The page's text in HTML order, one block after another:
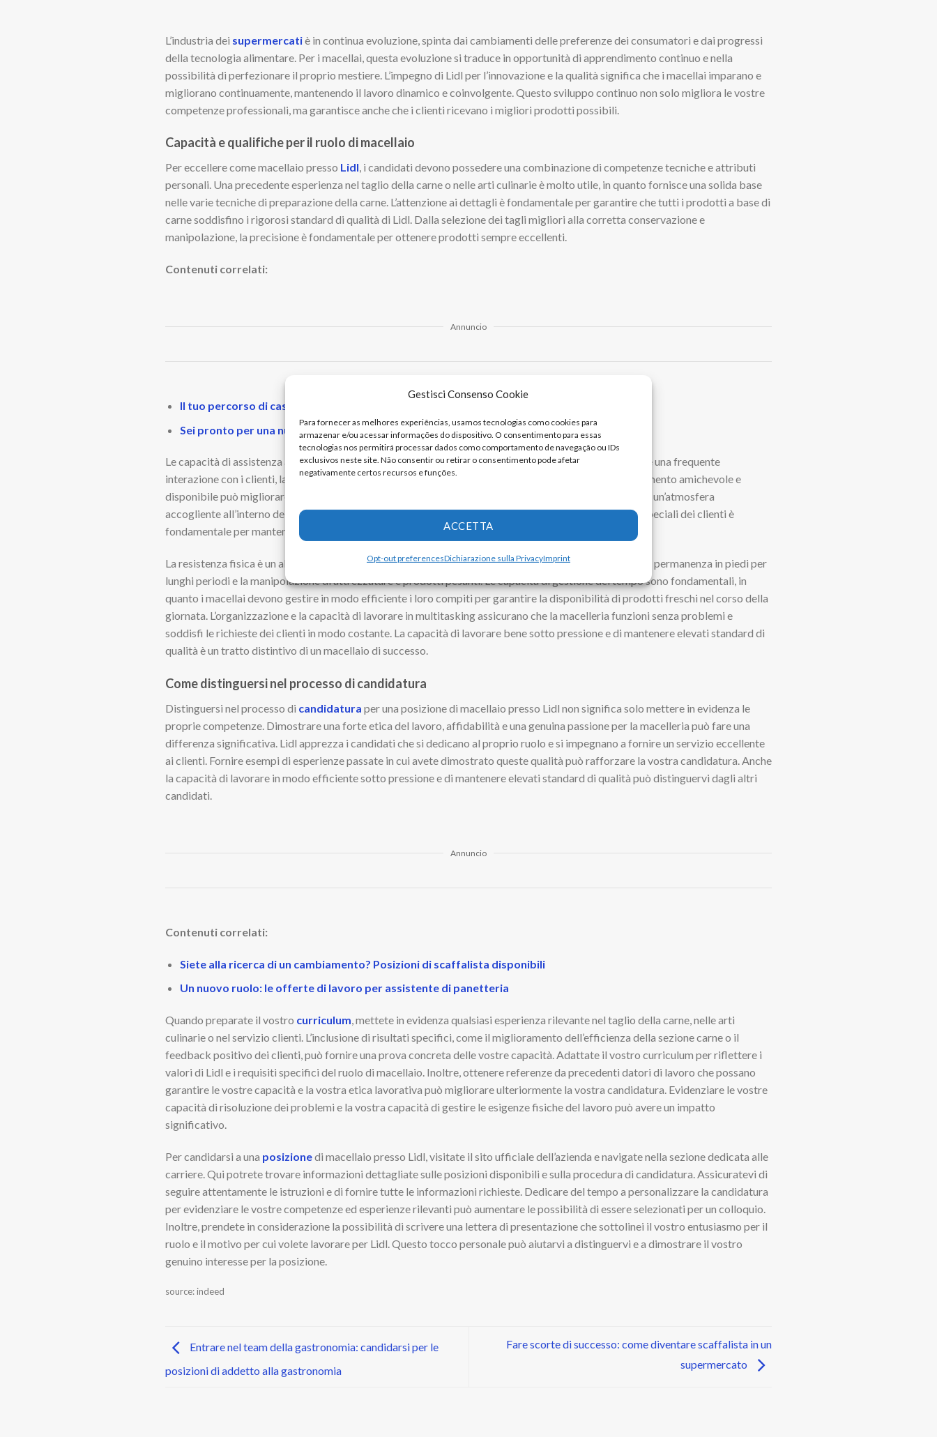
Gestisci Consenso Cookie
Para fornecer as melhores experiências, usamos tecnologias como cookies para
armazenar e/ou acessar informações do dispositivo. O consentimento para essas
tecnologias nos permitirá processar dados como comportamento de navegação ou IDs
exclusivos neste site. Não consentir ou retirar o consentimento pode afetar
negativamente certos recursos e funções.
ACCETTA
Opt-out preferencesDichiarazione sulla PrivacyImprint
L’industria dei supermercatiè in continua evoluzione, spinta dai cambiamenti delle preferenze dei consumatori e dai progressi
della tecnologia alimentare. Per i macellai, questa evoluzione si traduce in opportunità di apprendimento continuo e nella
possibilità di perfezionare il proprio mestiere. L’impegno di Lidl per l’innovazione e la qualità significa che i macellai imparano e
migliorano continuamente, mantenendo il lavoro dinamico e coinvolgente. Questo sviluppo continuo non solo migliora le vostre
competenze professionali, ma garantisce anche che i clienti ricevano i migliori prodotti possibili.
Capacità e qualifiche per il ruolo di macellaio
Per eccellere come macellaio presso Lidl, i candidati devono possedere una combinazione di competenze tecniche e attributi
personali. Una precedente esperienza nel taglio della carne o nelle arti culinarie è molto utile, in quanto fornisce una solida base
nelle varie tecniche di preparazione della carne. L’attenzione ai dettagli è fondamentale per garantire che tutti i prodotti a base di
carne soddisfino i rigorosi standard di qualità di Lidl. Dalla selezione dei tagli migliori alla corretta conservazione e
manipolazione, la precisione è fondamentale per ottenere prodotti sempre eccellenti.
Contenuti correlati:
Annuncio
Il tuo percorso di cassiere: come esplorare le opportunità
Sei pronto per una nuova sfida? Posizioni di cassiere aperte nei supermercati
Le capacità di assistenza ai clienti sono altrettanto importanti per unmacellaio. Poiché il ruolo prevede una frequente
interazione con i clienti, la capacità di comunicare in modo efficace e cortese è essenziale. Un atteggiamento amichevole e
disponibile può migliorare l’esperienza del cliente, incoraggiando la ripetizione dell’attività e favorendo un’atmosfera
accogliente all’interno del negozio. Inoltre, la capacità di gestire con facilità le domande e le richieste speciali dei clienti è
fondamentale per mantenere la loro soddisfazione.
La resistenza fisica è un altro attributo importante per unmacellaio, poiché il ruolo comporta spesso la permanenza in piedi per
lunghi periodi e la manipolazione di attrezzature e prodotti pesanti. Le capacità di gestione del tempo sono fondamentali, in
quanto i macellai devono gestire in modo efficiente i loro compiti per garantire la disponibilità di prodotti freschi nel corso della
giornata. L’organizzazione e la capacità di lavorare in multitasking assicurano che la macelleria funzioni senza problemi e
soddisfi le richieste dei clienti in modo costante. La capacità di lavorare bene sotto pressione e di mantenere elevati standard di
qualità è un tratto distintivo di un macellaio di successo.
Come distinguersi nel processo di candidatura
Distinguersi nel processo di candidatura per una posizione di macellaio presso Lidl non significa solo mettere in evidenza le
proprie competenze. Dimostrare una forte etica del lavoro, affidabilità e una genuina passione per la macelleria può fare una
differenza significativa. Lidl apprezza i candidati che si dedicano al proprio ruolo e si impegnano a fornire un servizio eccellente
ai clienti. Fornire esempi di esperienze passate in cui avete dimostrato queste qualità può rafforzare la vostra candidatura. Anche
la capacità di lavorare in modo efficiente sotto pressione e di mantenere elevati standard di qualità può distinguervi dagli altri
candidati.
Annuncio
Contenuti correlati:
Siete alla ricerca di un cambiamento? Posizioni di scaffalista disponibili
Un nuovo ruolo: le offerte di lavoro per assistente di panetteria
Quando preparate il vostro curriculum, mettete in evidenza qualsiasi esperienza rilevante nel taglio della carne, nelle arti
culinarie o nel servizio clienti. L’inclusione di risultati specifici, come il miglioramento dell’efficienza della sezione carne o il
feedback positivo dei clienti, può fornire una prova concreta delle vostre capacità. Adattate il vostro curriculum per riflettere i
valori di Lidl e i requisiti specifici del ruolo di macellaio. Inoltre, ottenere referenze da precedenti datori di lavoro che possano
garantire le vostre capacità e la vostra etica lavorativa può migliorare ulteriormente la vostra candidatura. Evidenziare le vostre
capacità di risoluzione dei problemi e la vostra capacità di gestire le esigenze fisiche del lavoro può avere un impatto
significativo.
Per candidarsi a una posizionedi macellaio presso Lidl, visitate il sito ufficiale dell’azienda e navigate nella sezione dedicata alle
carriere. Qui potrete trovare informazioni dettagliate sulle posizioni disponibili e sulla procedura di candidatura. Assicuratevi di
seguire attentamente le istruzioni e di fornire tutte le informazioni richieste. Dedicare del tempo a personalizzare la candidatura
per evidenziare le vostre competenze ed esperienze rilevanti può aumentare le possibilità di essere selezionati per un colloquio.
Inoltre, prendete in considerazione la possibilità di scrivere una lettera di presentazione che sottolinei il vostro entusiasmo per il
ruolo e il motivo per cui volete lavorare per Lidl. Questo tocco personale può aiutarvi a distinguervi e a dimostrare il vostro
genuino interesse per la posizione.
source: indeed
Entrare nel team della gastronomia: candidarsi per le
posizioni di addetto alla gastronomia
Fare scorte di successo: come diventare scaffalista in un
supermercato